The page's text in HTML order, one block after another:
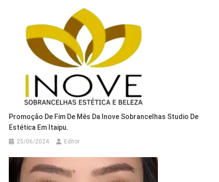
Promoção De Fim De Mês Da Inove Sobrancelhas Studio De
Estética Em Itaipu.
25/06/2024 Editor